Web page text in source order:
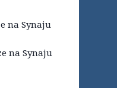
na Synaju
na Synaju